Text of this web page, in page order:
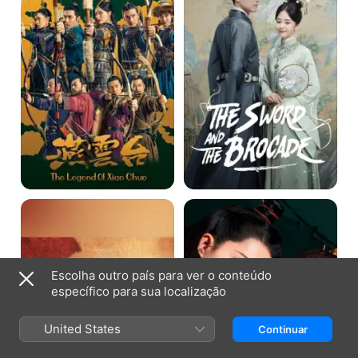
Xiao
Chuo
A
Chang'an
A
canção
glória
Escolha outro país para ver o conteúdo
específico para sua localização
United States Continuar